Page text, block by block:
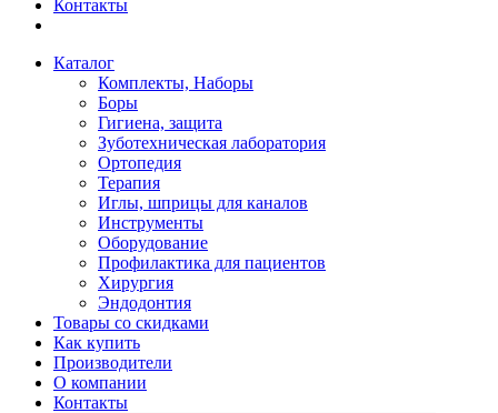
Контакты
Каталог
Комплекты, Наборы
Боры
Гигиена, защита
Зуботехническая лаборатория
Ортопедия
Терапия
Иглы, шприцы для каналов
Инструменты
Оборудование
Профилактика для пациентов
Хирургия
Эндодонтия
Товары со скидками
Как купить
Производители
О компании
Контакты